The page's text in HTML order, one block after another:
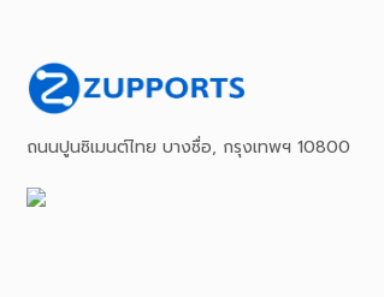
ถนนปูนซิเมนต์ไทย บางซื่อ, กรุงเทพฯ 10800